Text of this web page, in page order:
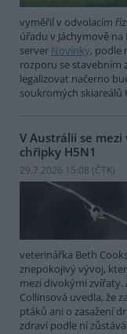
vyměřil v odvolacím
úřadu v Jáchymově
server Novinky, podle
rozporu se stavebním
legalizovat načerno
soukromých skiareálů
V Austrálii se
chřipky H5N1
29.7.2026 15:08 (ČTK)
veterinářka Beth
znepokojivý vývoj,
mezi divokými zvířaty.
Collinsová uvedla, že
ptáků ani o zasažení
zdraví podle ní